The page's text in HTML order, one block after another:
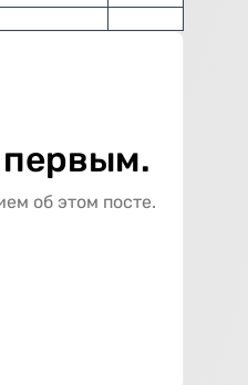
об этом посте.